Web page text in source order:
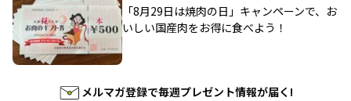
「8月29日は焼肉の日」キャンペーンで、お
いしい国産肉をお得に食べよう！
メルマガ登録で毎週プレゼント情報が届く!